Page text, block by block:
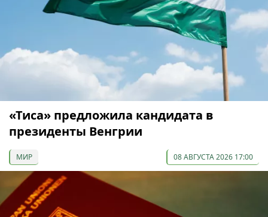
«Тиса» предложила кандидата в
президенты Венгрии
МИР 08 АВГУСТА 2026 17:00